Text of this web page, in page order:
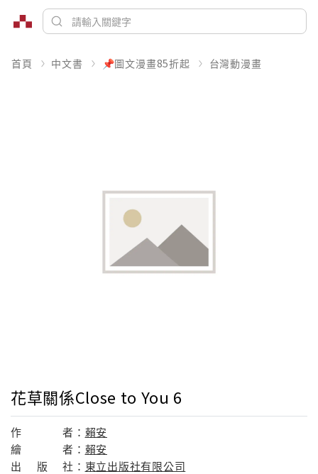
首頁 中文書 📌圖文漫畫85折起 台灣動漫畫
花草關係Close to You 6
作 者： 賴安
繪
者： 賴安
出
版 社： 東立出版社有限公司